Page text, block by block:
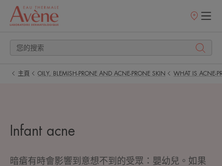
銷
主頁 OILY, BLEMISH-PRONE AND ACNE-PRONE SKIN WHAT IS ACNE-
Infant acne
暗瘡有時會影響到意想不到的受眾：嬰幼兒。如果